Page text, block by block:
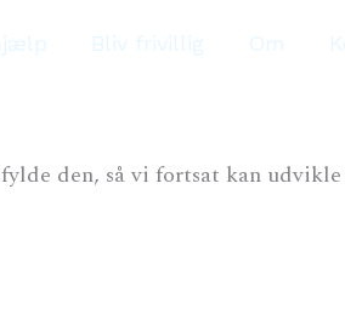
Bliv frivillig Om
den, så vi fortsat kan udvikle